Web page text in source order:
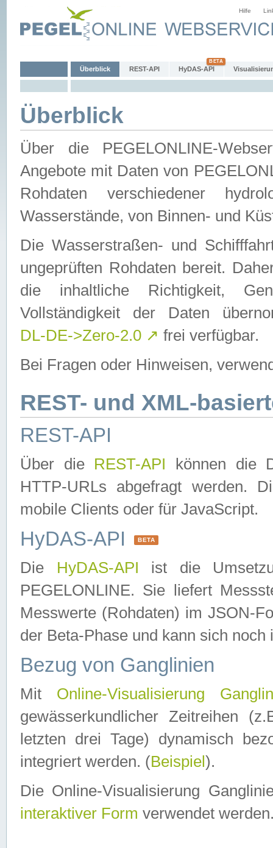
Hilfe
Überblick REST-API HyDAS-API
Überblick
Über die PEGELONLINE-
Angebote mit Daten von
Rohdaten verschiedener
Wasserstände, von Binnen- und
Die Wasserstraßen- und
ungeprüften Rohdaten bereit.
die inhaltliche Richtigkeit,
Vollständigkeit der Daten
DL-DE->Zero-2.0 ↗ frei verfügbar.
Bei Fragen oder Hinweisen,
REST- und XML-
REST-API
Über die REST-API können die
HTTP-URLs abgefragt werden.
mobile Clients oder für JavaScript.
HyDAS-API BETA
Die HyDAS-API ist die
PEGELONLINE. Sie liefert
Messwerte (Rohdaten) im JSON-
der Beta-Phase und kann sich noch
Bezug von Ganglinien
Mit Online-Visualisierung
gewässerkundlicher Zeitreihen
letzten drei Tage) dynamisch
integriert werden. (Beispiel ).
Die Online-Visualisierung
interaktiver Form verwendet